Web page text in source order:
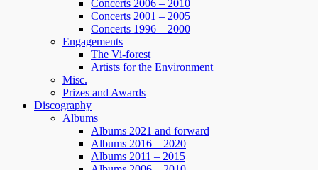
Concerts 2006 – 2010
Concerts 2001 – 2005
Concerts 1996 – 2000
Engagements
The Vi-forest
Artists for the Environment
Misc.
Prizes and Awards
Discography
Albums
Albums 2021 and forward
Albums 2016 – 2020
Albums 2011 – 2015